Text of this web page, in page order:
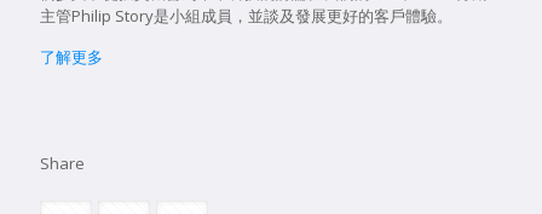
主管Philip Story是小組成員，並談及發展更好的客戶體驗。
了解更多
Share